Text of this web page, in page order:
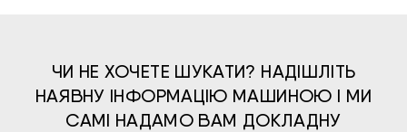
ЧИ НЕ ХОЧЕТЕ ШУКАТИ? НАДІШЛІТЬ
НАЯВНУ ІНФОРМАЦІЮ МАШИНОЮ І МИ
САМІ НАДАМО ВАМ ДОКЛАДНУ